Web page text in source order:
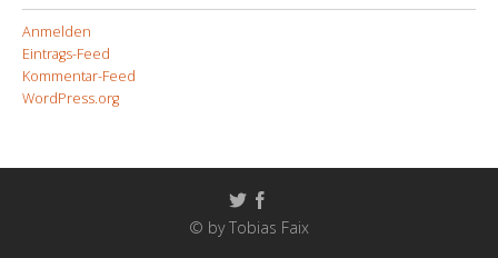
Anmelden
Eintrags-Feed
Kommentar-Feed
WordPress.org
© by Tobias Faix